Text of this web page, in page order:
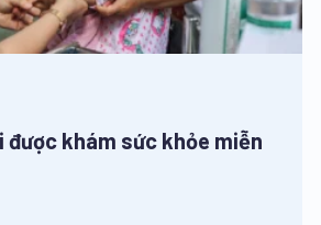
được khám sức khỏe miễn